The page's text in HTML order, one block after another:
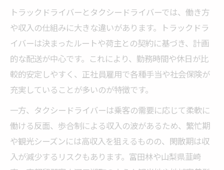
トラックドライバーとタクシードライバーでは、働き方
や収入の仕組みに大きな違いがあります。トラックドラ
イバーは決まったルートや荷主との契約に基づき、計画
的な配送が中心です。これにより、勤務時間や休日が比
較的安定しやすく、正社員雇用で各種手当や社会保険が
充実していることが多いのが特徴です。
一方、タクシードライバーは乗客の需要に応じて柔軟に
働ける反面、歩合制による収入の波があるため、繁忙期
や観光シーズンには高収入を狙えるものの、閑散期は収
入が減少するリスクもあります。富田林や山梨県韮崎